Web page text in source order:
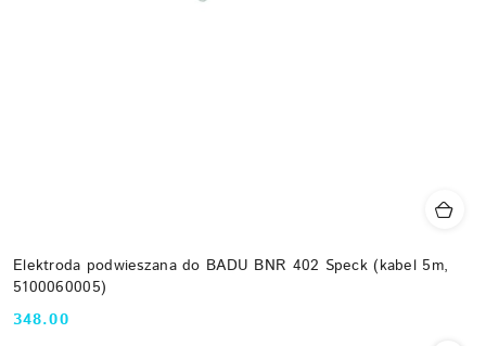
Elektroda podwieszana do BADU BNR 402 Speck (kabel 5m,
5100060005)
Cena:
348.00